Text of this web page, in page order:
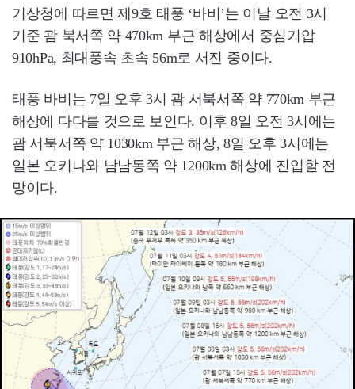
기상청에 따르면 제9호 태풍 ‘바비’는 이날 오전 3시
기준 괌 북서쪽 약 470km 부근 해상에서 중심기압
910hPa, 최대풍속 초속 56m로 서진 중이다.
태풍 바비는 7일 오후 3시 괌 서북서쪽 약 770km 부근
해상에 다다를 것으로 보인다. 이후 8일 오전 3시에는
괌 서북서쪽 약 1030km 부근 해상, 8일 오후 3시에는
일본 오키나와 남남동쪽 약 1200km 해상에 진입할 전
망이다.